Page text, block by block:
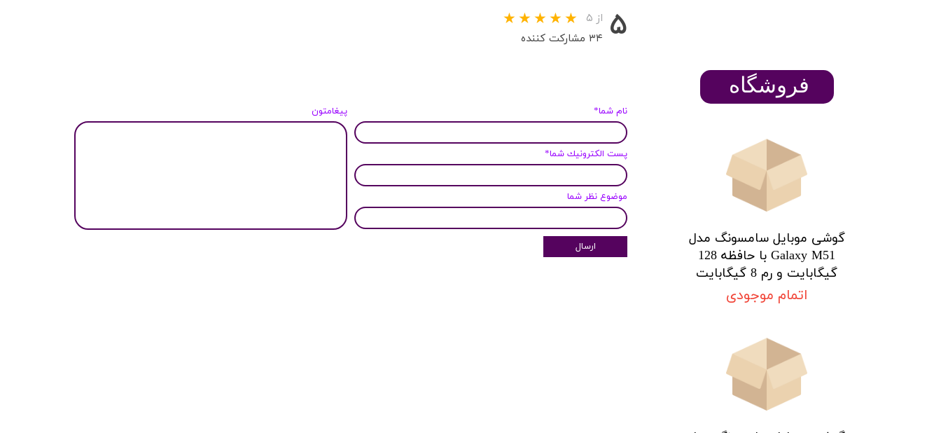
۵ از ۵
★★ ★★★
۳۴ مشارکت کننده
نام شما*
پست الكترونيك شما*
موضوع نظر شما
پیغامتون
ارسال
گوشی موبایل سامسونگ مدل
Galaxy M51 با حافظه 128
گیگابایت و رم 8 گیگابایت
اتمام موجودی
​​​​فروشگاه